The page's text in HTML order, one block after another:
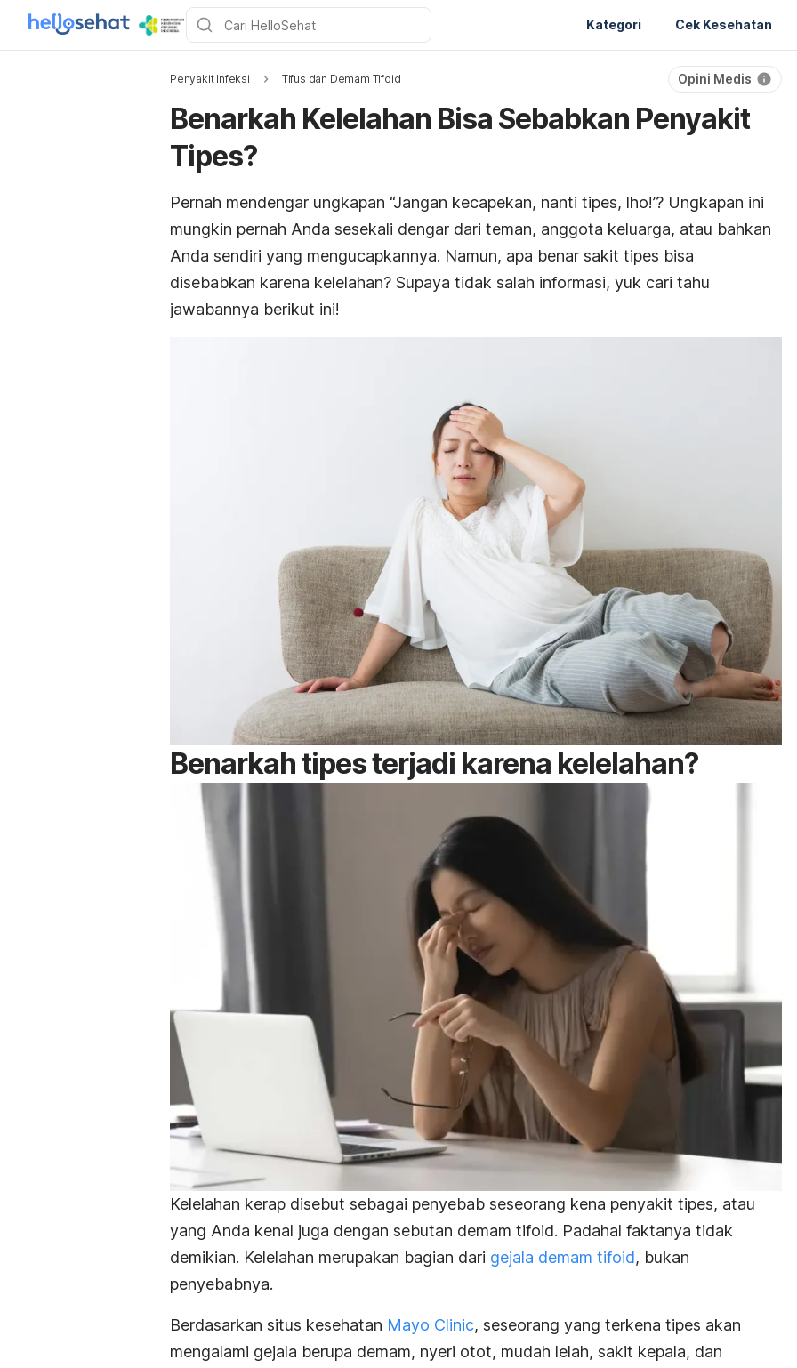
Kategori Cek Kesehatan
Penyakit Infeksi Tifus dan Demam Tifoid Opini Medis
Benarkah Kelelahan Bisa Sebabkan Penyakit
Tipes?
Pernah mendengar ungkapan “Jangan kecapekan, nanti tipes, lho!’? Ungkapan ini
mungkin pernah Anda sesekali dengar dari teman, anggota keluarga, atau bahkan
Anda sendiri yang mengucapkannya. Namun, apa benar sakit tipes bisa
disebabkan karena kelelahan? Supaya tidak salah informasi, yuk cari tahu
jawabannya berikut ini!
Benarkah tipes terjadi karena kelelahan?
Kelelahan kerap disebut sebagai penyebab seseorang kena penyakit tipes, atau
yang Anda kenal juga dengan sebutan demam tifoid. Padahal faktanya tidak
demikian. Kelelahan merupakan bagian dari gejala demam tifoid, bukan
penyebabnya.
Berdasarkan situs kesehatan Mayo Clinic, seseorang yang terkena tipes akan
mengalami gejala berupa demam, nyeri otot, mudah lelah, sakit kepala, dan